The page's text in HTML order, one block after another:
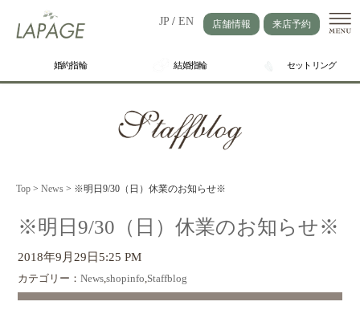
来店予約
店舗情報
JP / EN
婚約指輪 結婚指輪 セットリング
Top > News > ※明日9/30（日）休業のお知らせ※
※明日9/30（日）休業のお知らせ※
2018年9月29日5:25 PM
カテゴリー：News,shopinfo,Staffblog